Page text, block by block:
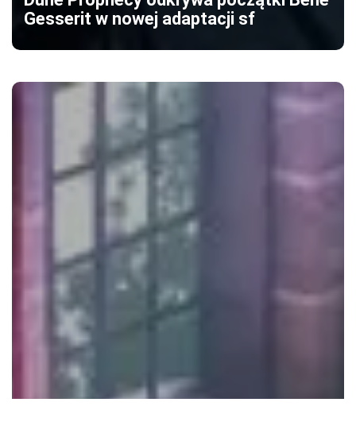
Gesserit w nowej adaptacji sf